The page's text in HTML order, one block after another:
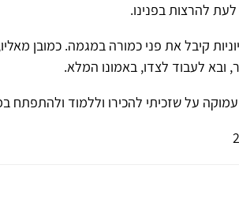
להרצות בפנינו.
קיבל את פני כמורה במגמה. כמובן
ובא לעבוד לצדו, באמונו המלא.
על שזכיתי להכירו וללמוד ולהתפתח